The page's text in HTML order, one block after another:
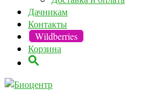
Дачникам
Контакты
Wildberries
Корзина